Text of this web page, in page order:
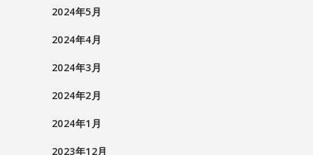
2024年5月
2024年4月
2024年3月
2024年2月
2024年1月
2023年12月